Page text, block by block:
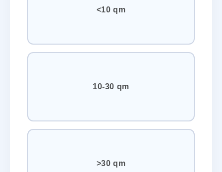
<10 qm
10-30 qm
>30 qm